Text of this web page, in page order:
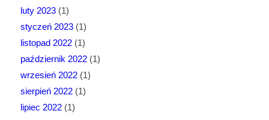
luty 2023(1)
styczeń 2023(1)
listopad 2022(1)
październik 2022(1)
wrzesień 2022(1)
sierpień 2022(1)
lipiec 2022(1)